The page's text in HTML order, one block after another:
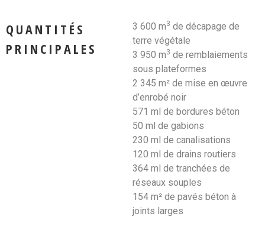
QUANTITÉS
PRINCIPALES
3 600 m3 de décapage de
terre végétale
3 950 m3 de remblaiements
sous plateformes
2 345 m² de mise en œuvre
d’enrobé noir
571 ml de bordures béton
50 ml de gabions
230 ml de canalisations
120 ml de drains routiers
364 ml de tranchées de
réseaux souples
154 m² de pavés béton à
joints larges